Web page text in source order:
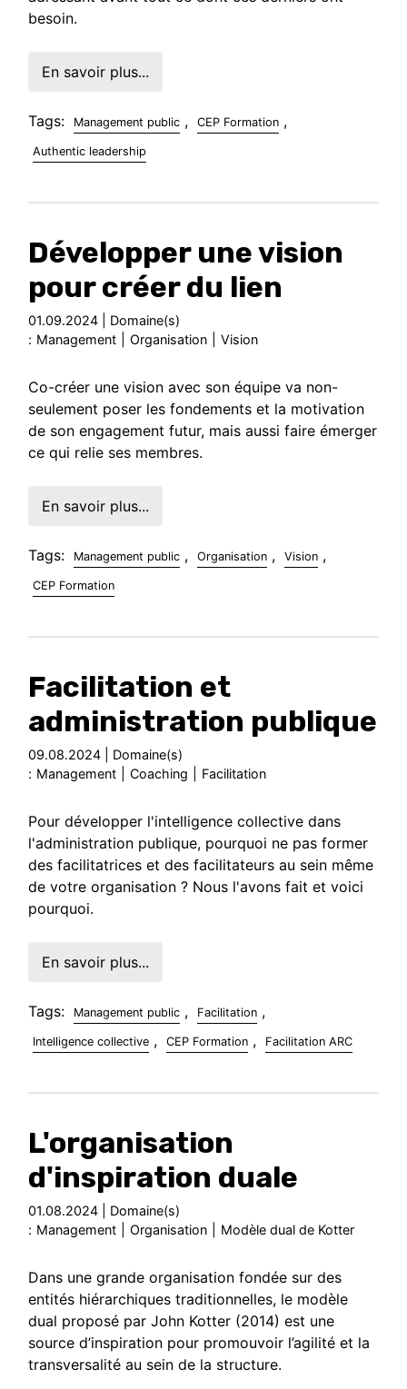
besoin.
En savoir plus...
Tags: Management public , CEP Formation ,
Authentic leadership
Développer une vision
pour créer du lien
01.09.2024 | Domaine(s)
: Management Organisation Vision
Co-créer une vision avec son équipe va non-
seulement poser les fondements et la motivation
de son engagement futur, mais aussi faire émerger
ce qui relie ses membres.
En savoir plus...
Tags: Management public , Organisation , Vision ,
CEP Formation
Facilitation et
administration publique
09.08.2024 | Domaine(s)
: Management Coaching Facilitation
Pour développer l'intelligence collective dans
l'administration publique, pourquoi ne pas former
des facilitatrices et des facilitateurs au sein même
de votre organisation ? Nous l'avons fait et voici
pourquoi.
En savoir plus...
Tags: Management public , Facilitation ,
Intelligence collective , CEP Formation , Facilitation ARC
L'organisation
d'inspiration duale
01.08.2024 | Domaine(s)
: Management Organisation Modèle dual de Kotter
Dans une grande organisation fondée sur des
entités hiérarchiques traditionnelles, le modèle
dual proposé par John Kotter (2014) est une
source d’inspiration pour promouvoir l’agilité et la
transversalité au sein de la structure.